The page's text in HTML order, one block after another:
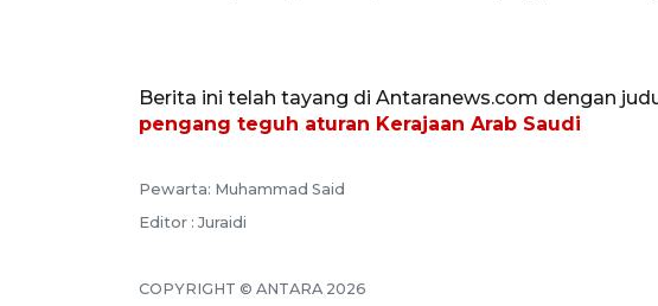
Berita ini telah tayang di Antaranews.com dengan
pengang teguh aturan Kerajaan Arab Saudi
Pewarta: Muhammad Said
Editor : Juraidi
COPYRIGHT © ANTARA 2026